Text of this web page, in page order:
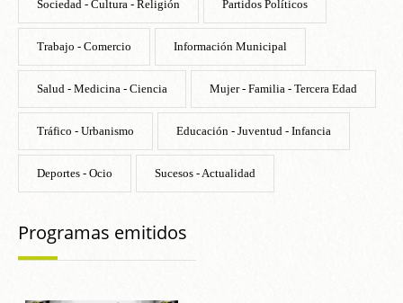
Sociedad - Cultura - Religión Partidos Políticos
Trabajo - Comercio Información Municipal
Salud - Medicina - Ciencia Mujer - Familia - Tercera Edad
Tráfico - Urbanismo Educación - Juventud - Infancia
Deportes - Ocio Sucesos - Actualidad
Programas emitidos